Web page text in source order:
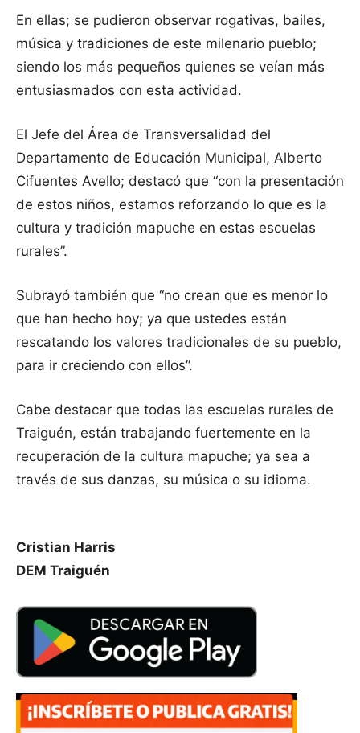
En ellas; se pudieron observar rogativas, bailes,
música y tradiciones de este milenario pueblo;
siendo los más pequeños quienes se veían más
entusiasmados con esta actividad.
El Jefe del Área de Transversalidad del
Departamento de Educación Municipal, Alberto
Cifuentes Avello; destacó que “con la presentación
de estos niños, estamos reforzando lo que es la
cultura y tradición mapuche en estas escuelas
rurales”.
Subrayó también que “no crean que es menor lo
que han hecho hoy; ya que ustedes están
rescatando los valores tradicionales de su pueblo,
para ir creciendo con ellos”.
Cabe destacar que todas las escuelas rurales de
Traiguén, están trabajando fuertemente en la
recuperación de la cultura mapuche; ya sea a
través de sus danzas, su música o su idioma.
Cristian Harris
DEM Traiguén